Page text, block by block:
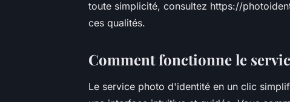
toute simplicité, consultez https://
ces qualités.
Comment fonctionne le
Le service photo d'identité en un clic